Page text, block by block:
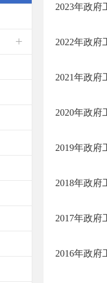
2023年政府
2022年政府
2021年政府
2020年政府
2019年政府
2018年政府
2017年政府
2016年政府